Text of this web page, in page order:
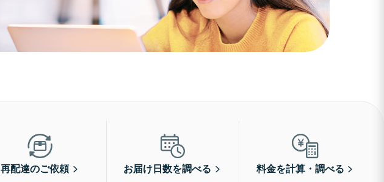
再配達のご依頼 お届け日数を調べる 料金を計算・調べる